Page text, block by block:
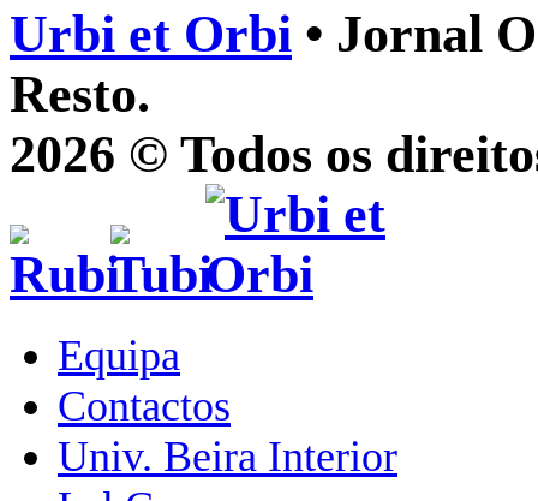
Urbi et Orbi • Jornal
Resto.
2026 © Todos os
Equipa
Contactos
Univ. Beira Interior